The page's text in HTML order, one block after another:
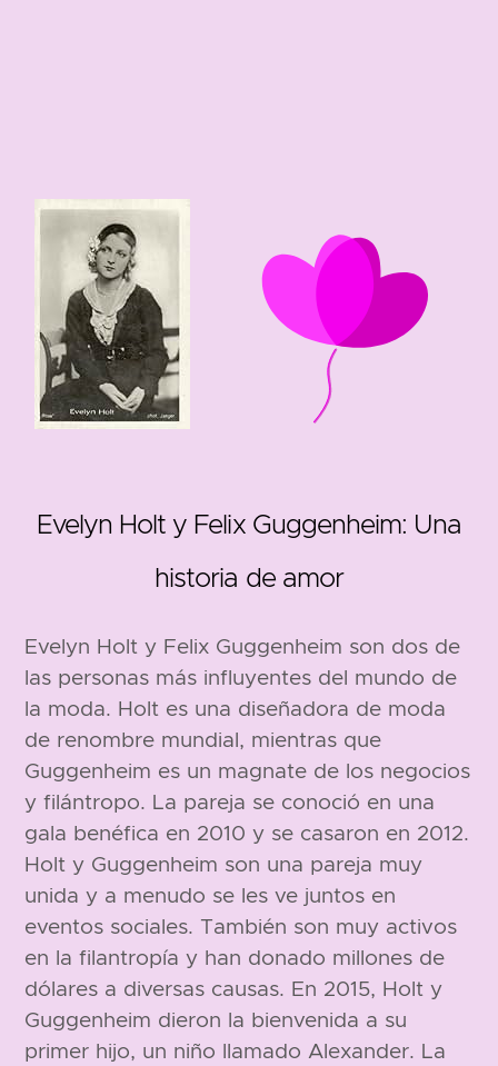
Evelyn Holt y Felix Guggenheim: Una
historia de amor
Evelyn Holt y Felix Guggenheim son dos de
las personas más influyentes del mundo de
la moda. Holt es una diseñadora de moda
de renombre mundial, mientras que
Guggenheim es un magnate de los negocios
y filántropo. La pareja se conoció en una
gala benéfica en 2010 y se casaron en 2012.
Holt y Guggenheim son una pareja muy
unida y a menudo se les ve juntos en
eventos sociales. También son muy activos
en la filantropía y han donado millones de
dólares a diversas causas. En 2015, Holt y
Guggenheim dieron la bienvenida a su
primer hijo, un niño llamado Alexander. La
0
1908